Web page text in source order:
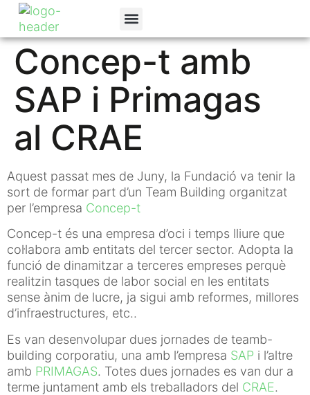
Concep-t amb
SAP i Primagas
al CRAE
Aquest passat mes de Juny, la Fundació va tenir la
sort de formar part d’un Team Building organitzat
per l’empresa Concep-t
Concep-t és una empresa d’oci i temps lliure que
col·labora amb entitats del tercer sector. Adopta la
funció de dinamitzar a terceres empreses perquè
realitzin tasques de labor social en les entitats
sense ànim de lucre, ja sigui amb reformes, millores
d’infraestructures, etc..
Es van desenvolupar dues jornades de teamb-
building corporatiu, una amb l’empresa SAP i l’altre
amb PRIMAGAS. Totes dues jornades es van dur a
terme juntament amb els treballadors del CRAE.